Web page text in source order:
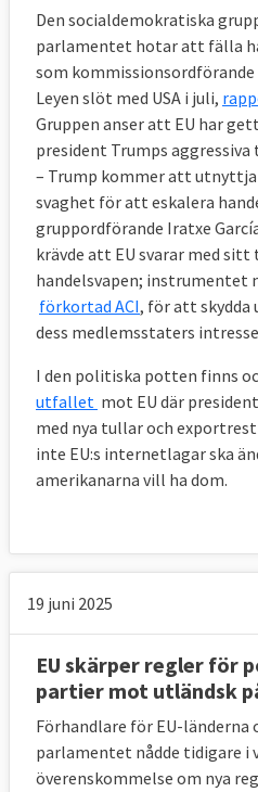
Den socialdemokratiska
parlamentet hotar att fälla
som kommissionsordförande
Leyen slöt med USA i juli,
Gruppen anser att EU har
president Trumps aggressiva
– Trump kommer att utnyttja
svaghet för att eskalera
gruppordförande Iratxe
krävde att EU svarar med sitt
handelsvapen; instrumentet
förkortad ACI, för att skydda
dess medlemsstaters
I den politiska potten finns
utfallet mot EU där
med nya tullar och
inte EU:s internetlagar ska
amerikanarna vill ha dom.
19 juni 2025
EU skärper regler för
partier mot utländsk
Förhandlare för EU-länderna
parlamentet nådde tidigare i
överenskommelse om nya